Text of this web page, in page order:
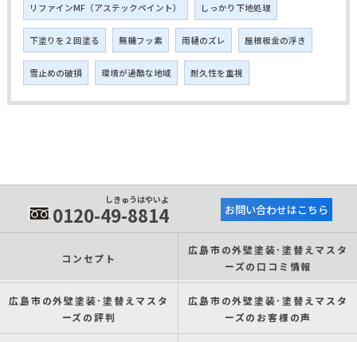
リファインMF（アステックペイント） しっかり下地処理
下塗りを２回塗る 無機フッ素 雨樋のズレ 屋根板金の浮き
雪止めの破損 環境が過酷な地域 耐久性を重視
しきゅうはやいよ
0120-49-8814 お問い合わせはこちら
コンセプト
広島市の外壁塗装･塗替えマスタ
ーズの口コミ情報
広島市の外壁塗装･塗替えマスタ
ーズの評判
広島市の外壁塗装･塗替えマスタ
ーズのお客様の声